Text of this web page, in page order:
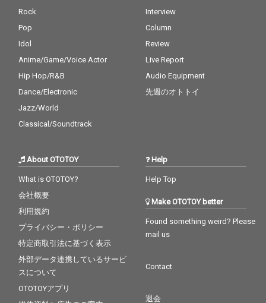
Rock
Pop
Idol
Anime/Game/Voice Actor
Hip Hop/R&B
Dance/Electronic
Jazz/World
Classical/Soundtrack
Interview
Column
Review
Live Report
Audio Equipment
先週のオトトイ
About OTOTOY
What is OTOTOY?
会社概要
利用規約
プライバシー・ポリシー
特定商取引法に基づく表示
外部データ連携しているサービ
スについて
OTOTOYアプリ
Help
Help Top
Make OTOTOY better
Found something weird? Please
mail us
Contact
退会